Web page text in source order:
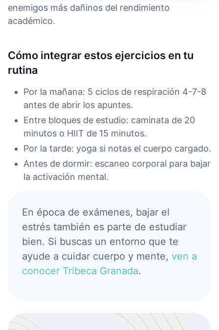
enemigos más dañinos del rendimiento
académico.
Cómo integrar estos ejercicios en tu
rutina
Por la mañana: 5 ciclos de respiración 4-7-8
antes de abrir los apuntes.
Entre bloques de estudio: caminata de 20
minutos o HIIT de 15 minutos.
Por la tarde: yoga si notas el cuerpo cargado.
Antes de dormir: escaneo corporal para bajar
la activación mental.
En época de exámenes, bajar el
estrés también es parte de estudiar
bien. Si buscas un entorno que te
ayude a cuidar cuerpo y mente, ven a
conocer Tribeca Granada.